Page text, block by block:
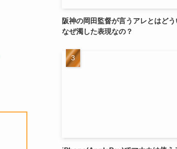
阪神の岡田監督が言うアレとはどう
なぜ濁した表現なの？